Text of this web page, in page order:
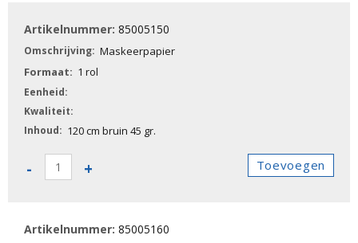
85005150
Maskeerpapier
1 rol
120 cm bruin 45 gr.
-
85005150
+ Toevoegen
85005160